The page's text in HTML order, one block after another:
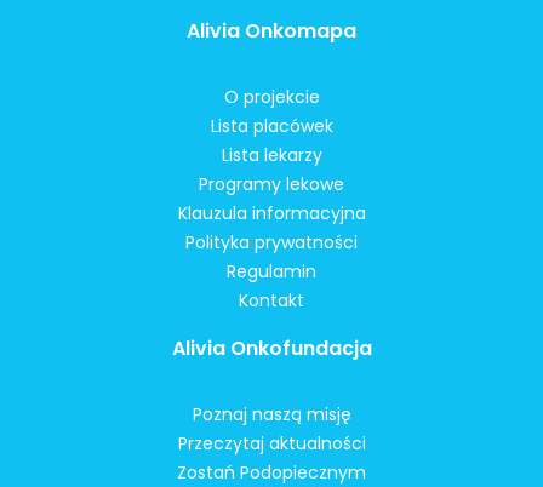
Alivia Onkomapa
O projekcie
Lista placówek
Lista lekarzy
Programy lekowe
Klauzula informacyjna
Polityka prywatności
Regulamin
Kontakt
Alivia Onkofundacja
Poznaj naszą misję
Przeczytaj aktualności
Zostań Podopiecznym